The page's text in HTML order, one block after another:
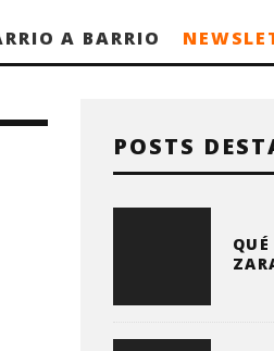
A BARRIO
POSTS